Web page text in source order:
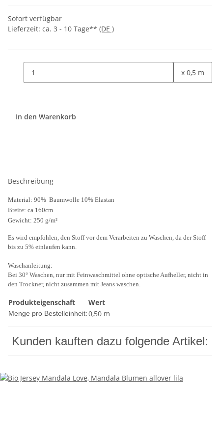
Sofort verfügbar
Lieferzeit: ca. 3 - 10 Tage** (DE )
x 0,5 m
In den Warenkorb
Beschreibung
Material: 90% Baumwolle 10% Elastan
Breite: ca 160cm
Gewicht: 250 g/m²
Es wird empfohlen, den Stoff vor dem Verarbeiten zu Waschen, da der Stoff
bis zu 5% einlaufen kann.
Waschanleitung:
Bei 30° Waschen, nur mit Feinwaschmittel ohne optische Aufheller, nicht in
den Trockner, nicht zusammen mit Jeans waschen.
Produkteigenschaft Wert
Menge pro Bestelleinheit:0,50 m
Kunden kauften dazu folgende Artikel: